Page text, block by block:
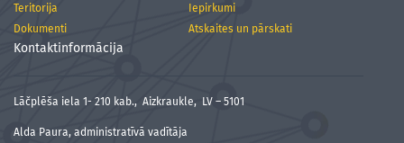
Teritorija
Iepirkumi
Dokumenti
Atskaites un pārskati
Kontaktinformācija
Lāčplēša iela 1- 210 kab., Aizkraukle, LV – 5101
Alda Paura, administratīvā vadītāja